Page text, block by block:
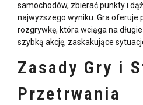
samochodów, zbierać punkty i
najwyższego wyniku. Gra oferuje
rozgrywkę, która wciąga na
szybką akcję, zaskakujące
Zasady Gry i
Przetrwania